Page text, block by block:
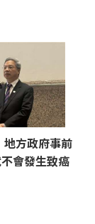
地方政府事前
會發生致癌